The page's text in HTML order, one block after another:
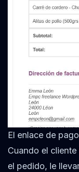
El enlace de pago
Cuando el
el pedido, le